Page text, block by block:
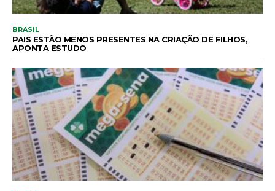
BRASIL
PAIS ESTÃO MENOS PRESENTES NA CRIAÇÃO DE FILHOS,
APONTA ESTUDO